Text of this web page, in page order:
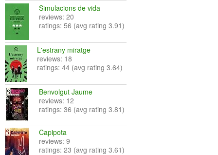
Simulacions de vida
reviews: 20
ratings: 56 (avg rating 3.91)
L'estrany miratge
reviews: 18
ratings: 44 (avg rating 3.64)
Benvolgut Jaume
reviews: 12
ratings: 36 (avg rating 3.81)
Capipota
reviews: 9
ratings: 23 (avg rating 3.61)